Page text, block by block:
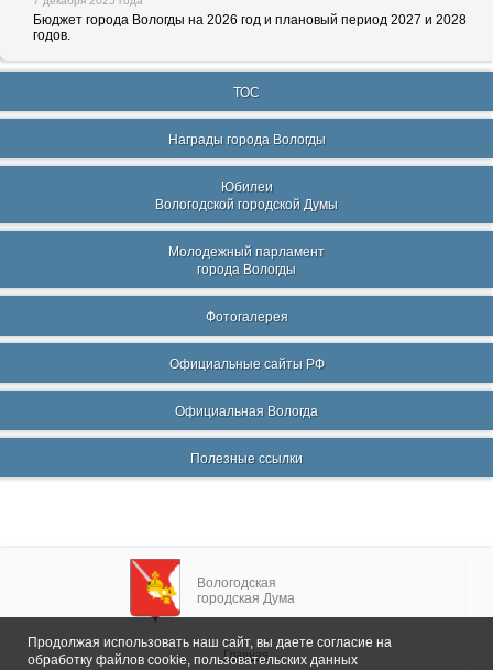
Бюджет города Вологды на 2026 год и плановый период 2027 и 2028
годов.
ТОС
Награды города Вологды
Юбилеи
Вологодской городской Думы
Молодежный парламент
города Вологды
Фотогалерея
Официальные сайты РФ
Официальная Вологда
Полезные ссылки
Вологодская
городская Дума
Главная
Продолжая использовать наш сайт, вы даете согласие на
обработку файлов cookie, пользовательских данных